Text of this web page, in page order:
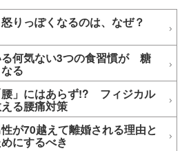
りっぽくなるのは、なぜ？
る何気ない3つの食習慣が 糖
る
腰」にはあらず!? フィジカル
る腰痛対策
が70越えて離婚される理由と
にするべき